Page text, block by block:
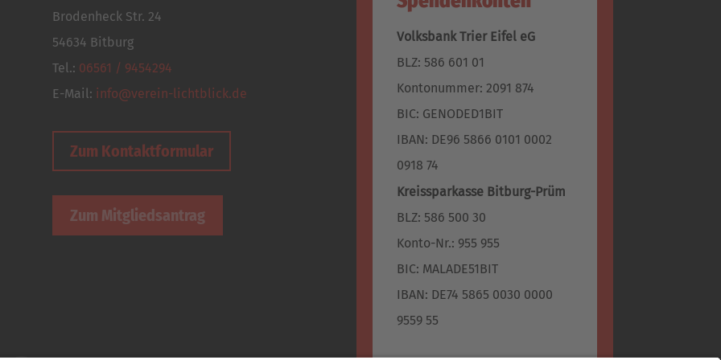
Brodenheck Str. 24
54634 Bitburg
Tel.: 06561 / 9454294
E-Mail: info@verein-lichtblick.de
Zum Kontaktformular
Zum Mitgliedsantrag
Volksbank Trier Eifel eG
BLZ: 586 601 01
Kontonummer: 2091 874
BIC: GENODED1BIT
IBAN: DE96 5866 0101 0002
0918 74
Kreissparkasse Bitburg-Prüm
BLZ: 586 500 30
Konto-Nr.: 955 955
BIC: MALADE51BIT
IBAN: DE74 5865 0030 0000
9559 55